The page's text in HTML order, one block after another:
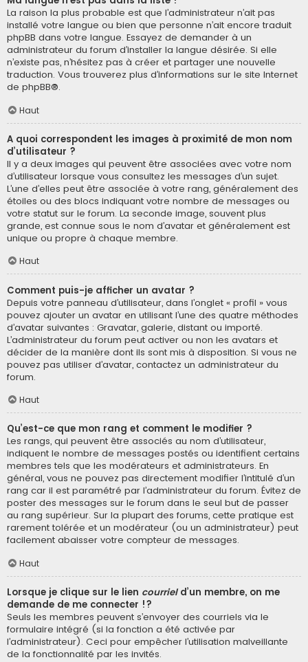
La raison la plus probable est que l’administrateur n’ait pas
installé votre langue ou bien que personne n’ait encore traduit
phpBB dans votre langue. Essayez de demander à un
administrateur du forum d’installer la langue désirée. Si elle
n’existe pas, n’hésitez pas à créer et partager une nouvelle
traduction. Vous trouverez plus d’informations sur le site Internet
de phpBB®.
Haut
A quoi correspondent les images à proximité de mon nom
d’utilisateur ?
Il y a deux images qui peuvent être associées avec votre nom
d’utilisateur lorsque vous consultez les messages d’un sujet.
L’une d’elles peut être associée à votre rang, généralement des
étoiles ou des blocs indiquant votre nombre de messages ou
votre statut sur le forum. La seconde image, souvent plus
grande, est connue sous le nom d’avatar et généralement est
unique ou propre à chaque membre.
Haut
Comment puis-je afficher un avatar ?
Depuis votre panneau d’utilisateur, dans l’onglet « profil » vous
pouvez ajouter un avatar en utilisant l’une des quatre méthodes
d’avatar suivantes : Gravatar, galerie, distant ou importé.
L’administrateur du forum peut activer ou non les avatars et
décider de la manière dont ils sont mis à disposition. Si vous ne
pouvez pas utiliser d’avatar, contactez un administrateur du
forum.
Haut
Qu’est-ce que mon rang et comment le modifier ?
Les rangs, qui peuvent être associés au nom d’utilisateur,
indiquent le nombre de messages postés ou identifient certains
membres tels que les modérateurs et administrateurs. En
général, vous ne pouvez pas directement modifier l’intitulé d’un
rang car il est paramétré par l’administrateur du forum. Évitez de
poster des messages sur le forum dans le seul but de passer
au rang supérieur. Sur la plupart des forums, cette pratique est
rarement tolérée et un modérateur (ou un administrateur) peut
facilement abaisser votre compteur de messages.
Haut
Lorsque je clique sur le lien courrield’un membre, on me
demande de me connecter !?
Seuls les membres peuvent s’envoyer des courriels via le
formulaire intégré (si la fonction a été activée par
l’administrateur). Ceci pour empêcher l’utilisation malveillante
de la fonctionnalité par les invités.